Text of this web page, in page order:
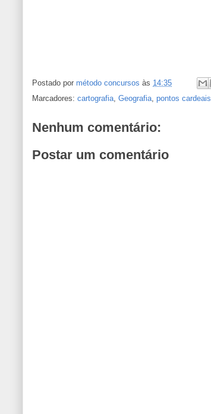
Postado por método concursos às 14:35
Marcadores: cartografia, Geografia, pontos cardeais
Nenhum comentário:
Postar um comentário